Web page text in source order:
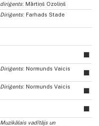
diriģents: Mārtiņš Ozoliņš
Diriģents: Farhads Stade
Diriģents: Normunds Vaicis
Diriģents: Normunds Vaicis
Muzikālais vadītājs un